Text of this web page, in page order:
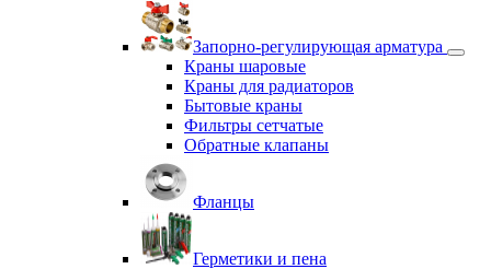
Запорно-регулирующая арматура
Краны шаровые
Краны для радиаторов
Бытовые краны
Фильтры сетчатые
Обратные клапаны
Фланцы
Герметики и пена